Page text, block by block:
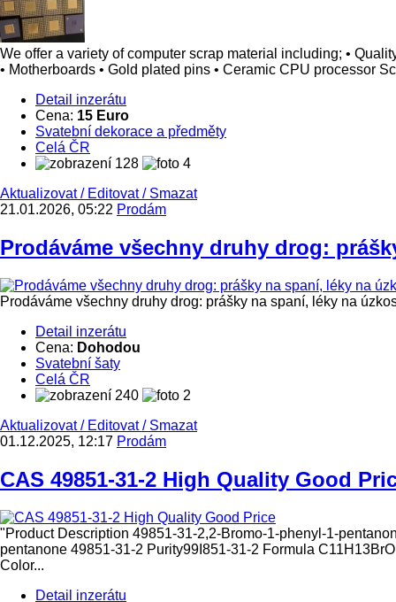
We offer a variety of computer scrap material including; •
• Motherboards • Gold plated pins • Ceramic CPU processor
Detail inzerátu
Cena: 15 Euro
Svatební dekorace a předměty
Celá ČR
128
4
Aktualizovat/ Editovat/ Smazat
21.01.2026, 05:22 Prodám
Prodáváme všechny druhy drog:
Prodáváme všechny druhy drog: prášky na spaní, léky na
Detail inzerátu
Cena: Dohodou
Svatební šaty
Celá ČR
240
2
Aktualizovat/ Editovat/ Smazat
01.12.2025, 12:17 Prodám
CAS 49851-31-2 High Quality Good
"Product Description 49851-31-2,2-Bromo-1-phenyl-1-
pentanone 49851-31-2 Purity99I851-31-2 Formula
Color...
Detail inzerátu